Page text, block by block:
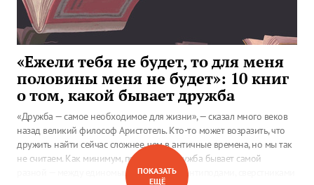
«Ежели тебя не будет, то для меня
половины меня не будет»: 10 книг
о том, какой бывает дружба
«Дружба — самое необходимое для жизни», — сказал много веков
назад великий философ Аристотель. Кто-то может возразить, что
дружить найти сейчас сложнее, чем в античные времена, но мы так
не считаем. Как минимум, потому что дружба бывает самой
разной — между единомышленниками и антиподами, сверстниками
ПОКАЗАТЬ
ЕЩЁ